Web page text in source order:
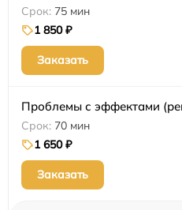
75 мин
1 850 ₽
Заказать
Проблемы с эффектами
70 мин
1 650 ₽
Заказать